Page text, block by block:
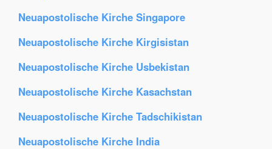
Neuapostolische Kirche Singapore
Neuapostolische Kirche Kirgisistan
Neuapostolische Kirche Usbekistan
Neuapostolische Kirche Kasachstan
Neuapostolische Kirche Tadschikistan
Neuapostolische Kirche India